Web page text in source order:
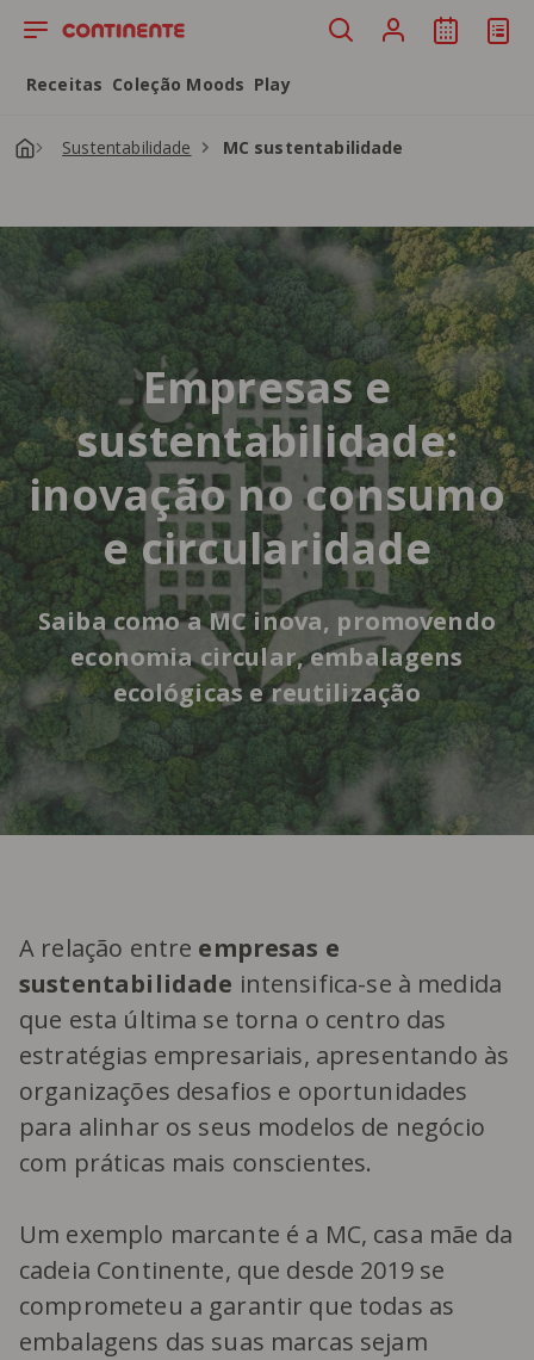
Saltar para o conteúdo principal
Receitas Coleção Moods Play
Sustentabilidade MC sustentabilidade
Empresas e
sustentabilidade:
inovação no consumo
e circularidade
Saiba como a MC inova, promovendo
economia circular, embalagens
ecológicas e reutilização
A relação entre empresas e
sustentabilidade intensifica-se à medida
que esta última se torna o centro das
estratégias empresariais, apresentando às
organizações desafios e oportunidades
para alinhar os seus modelos de negócio
com práticas mais conscientes.
Um exemplo marcante é a MC, casa mãe da
cadeia Continente, que desde 2019 se
comprometeu a garantir que todas as
embalagens das suas marcas sejam